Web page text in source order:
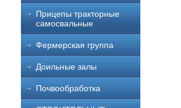
Прицепы тракторные
самосвальные
Фермерская группа
Доильные залы
Почвообработка